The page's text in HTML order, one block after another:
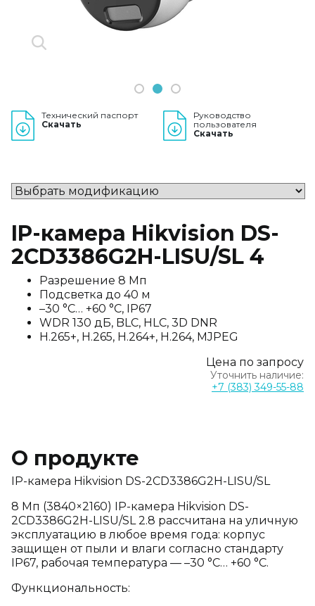
1 2 3
Технический паспорт
Скачать
Руководство
пользователя
Скачать
IP-камера Hikvision DS-
2CD3386G2H-LISU/SL 4
Разрешение 8 Мп
Подсветка до 40 м
–30 °C… +60 °C, IP67
WDR 130 дБ, BLC, HLC, 3D DNR
H.265+, H.265, H.264+, H.264, MJPEG
Цена по запросу
Уточнить наличие:
+7 (383) 349-55-88
О продукте
IP-камера Hikvision DS-2CD3386G2H-LISU/SL
8 Мп (3840×2160) IP-камера Hikvision DS-
2CD3386G2H-LISU/SL 2.8 рассчитана на уличную
эксплуатацию в любое время года: корпус
защищен от пыли и влаги согласно стандарту
IP67, рабочая температура — –30 °C… +60 °C.
Функциональность: